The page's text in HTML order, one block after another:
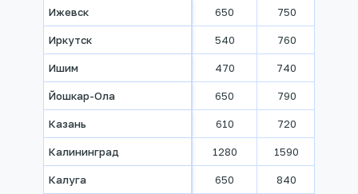
Ижевск 650 750
Иркутск 540 760
Ишим 470 740
Йошкар-Ола 650 790
Казань 610 720
Калининград 1280 1590
Калуга 650 840